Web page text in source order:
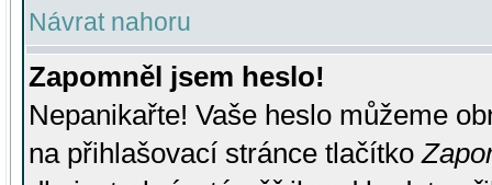
Návrat nahoru
Zapomněl jsem heslo!
Nepanikařte! Vaše heslo můžeme
na přihlašovací stránce tlačítko